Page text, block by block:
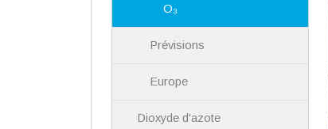
O₃
Prévisions
Europe
Dioxyde d'azote